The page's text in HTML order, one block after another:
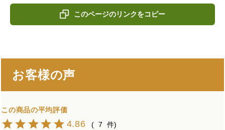
このページのリンクをコピー
お客様の声
4.86 7